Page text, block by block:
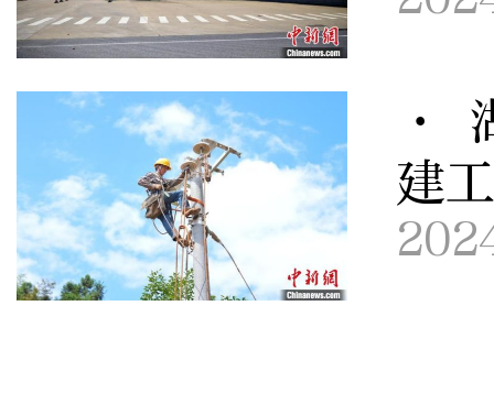
·
建